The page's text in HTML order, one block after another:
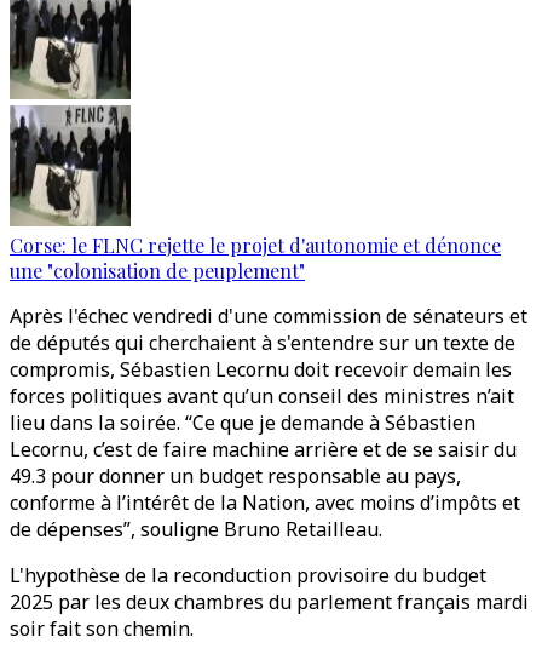
Corse: le FLNC rejette le projet d'autonomie et dénonce
une "colonisation de peuplement"
Après l'échec vendredi d'une commission de sénateurs et
de députés qui cherchaient à s'entendre sur un texte de
compromis, Sébastien Lecornu doit recevoir demain les
forces politiques avant qu’un conseil des ministres n’ait
lieu dans la soirée. “Ce que je demande à Sébastien
Lecornu, c’est de faire machine arrière et de se saisir du
49.3 pour donner un budget responsable au pays,
conforme à l’intérêt de la Nation, avec moins d’impôts et
de dépenses”, souligne Bruno Retailleau.
L'hypothèse de la reconduction provisoire du budget
2025 par les deux chambres du parlement français mardi
soir fait son chemin.